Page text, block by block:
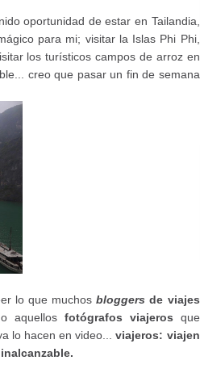
oportunidad de estar en Tailandia,
para mi; visitar la Islas Phi Phi,
los turísticos campos de arroz en
creo que pasar un fin de semana
lo que muchosbloggers de viajes
aquellos fotógrafos viajeros que
lo hacen en video...viajeros: viajen